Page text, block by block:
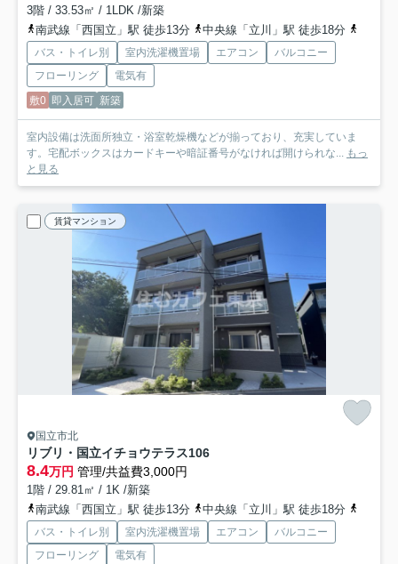
3階 / 33.53㎡ / 1LDK /新築
南武線「西国立」駅 徒歩13分
中央線「立川」駅 徒歩18分
バス・トイレ別 室内洗濯機置場 エアコン
バルコニー
フローリング
電気有
敷0 即入居可 新築
室内設備は洗面所独立・浴室乾燥機などが揃っており、充実していま
す。宅配ボックスはカードキーや暗証番号がなければ開けられな... もっ
と見る
賃貸マンション
国立市北
リブリ・国立イチョウテラス106
8.4万円 管理/共益費3,000円
1階 / 29.81㎡ / 1K /新築
南武線「西国立」駅 徒歩13分
中央線「立川」駅 徒歩18分
バス・トイレ別 室内洗濯機置場 エアコン
バルコニー
フローリング
電気有